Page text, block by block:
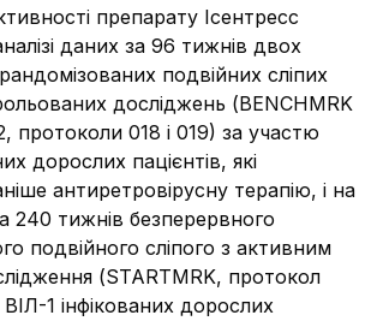
препарату Ісентресс
даних за 96 тижнів двох
подвійних сліпих
досліджень (BENCHMRK
протоколи 018 і 019) за участю
дорослих пацієнтів, які
антиретровірусну терапію, і на
240 тижнів безперервного
подвійного сліпого з активним
(STARTMRK, протокол
1 інфікованих дорослих